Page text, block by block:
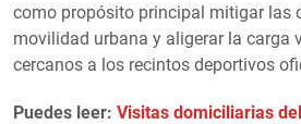
como propósito principal mitigar las
movilidad urbana y aligerar la carga
cercanos a los recintos deportivos
Puedes leer: Visitas domiciliarias